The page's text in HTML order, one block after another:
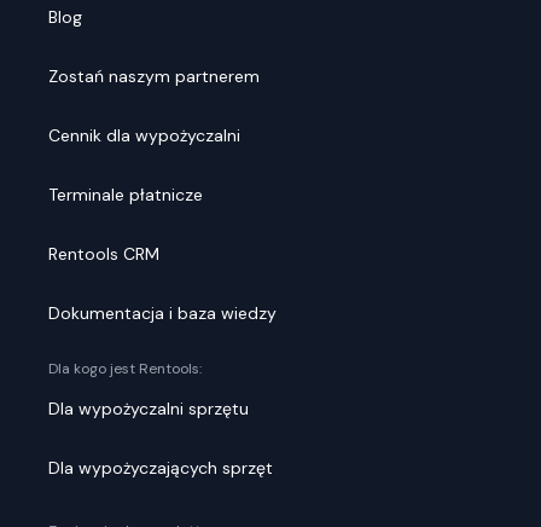
Blog
Zostań naszym partnerem
Cennik dla wypożyczalni
Terminale płatnicze
Rentools CRM
Dokumentacja i baza wiedzy
Dla kogo jest Rentools:
Dla wypożyczalni sprzętu
Dla wypożyczających sprzęt